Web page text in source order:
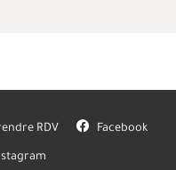
RDV Facebook